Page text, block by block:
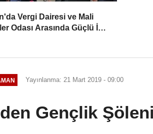
Vergi Dairesi ve Mali
Odası Arasında Güçlü İş
Yayınlanma: 21 Mart 2019 - 09:00
Gençlik Şöleni